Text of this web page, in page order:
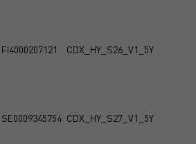
FI4000207121 CDX_HY_S26_V1_5Y
SE0009345754 CDX_HY_S27_V1_5Y